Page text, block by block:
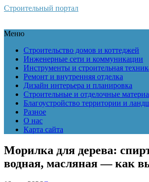
Строительный портал
Меню
Строительство домов и коттеджей
Инженерные сети и коммуникации
Инструменты и строительная
Ремонт и внутренняя отделка
Дизайн интерьера и планировка
Строительные и отделочные
Благоустройство территории и
Разное
О нас
Карта сайта
Морилка для дерева:
водная, масляная — как